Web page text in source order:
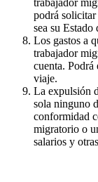
trabajador
podrá
sea su Estado
Los gastos a
trabajador
cuenta. Podrá
viaje.
La expulsión
sola ninguno
conformidad
migratorio o
salarios y